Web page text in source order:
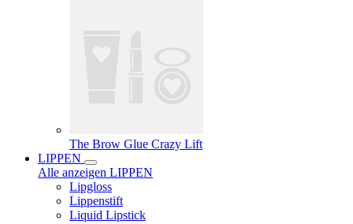
The Brow Glue Crazy Lift
LIPPEN
Alle anzeigen LIPPEN
Lipgloss
Lippenstift
Liquid Lipstick